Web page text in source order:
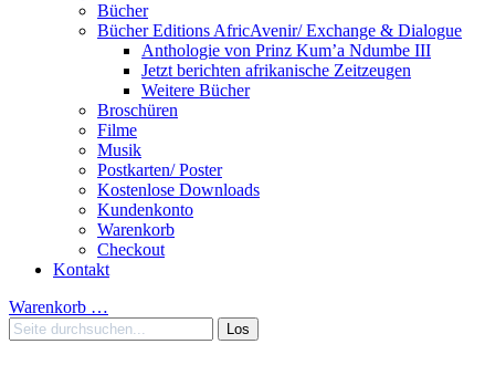
Bücher
Bücher Editions AfricAvenir/ Exchange & Dialogue
Anthologie von Prinz Kum’a Ndumbe III
Jetzt berichten afrikanische Zeitzeugen
Weitere Bücher
Broschüren
Filme
Musik
Postkarten/ Poster
Kostenlose Downloads
Kundenkonto
Warenkorb
Checkout
Kontakt
Warenkorb …